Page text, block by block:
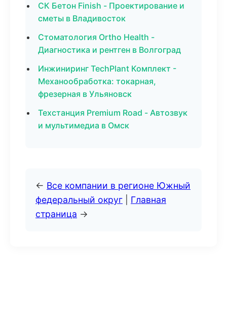
СК Бетон Finish - Проектирование и
сметы в Владивосток
Стоматология Ortho Health -
Диагностика и рентген в Волгоград
Инжиниринг TechPlant Комплект -
Механообработка: токарная,
фрезерная в Ульяновск
Техстанция Premium Road - Автозвук
и мультимедиа в Омск
← Все компании в регионе Южный
федеральный округ
Главная
страница →